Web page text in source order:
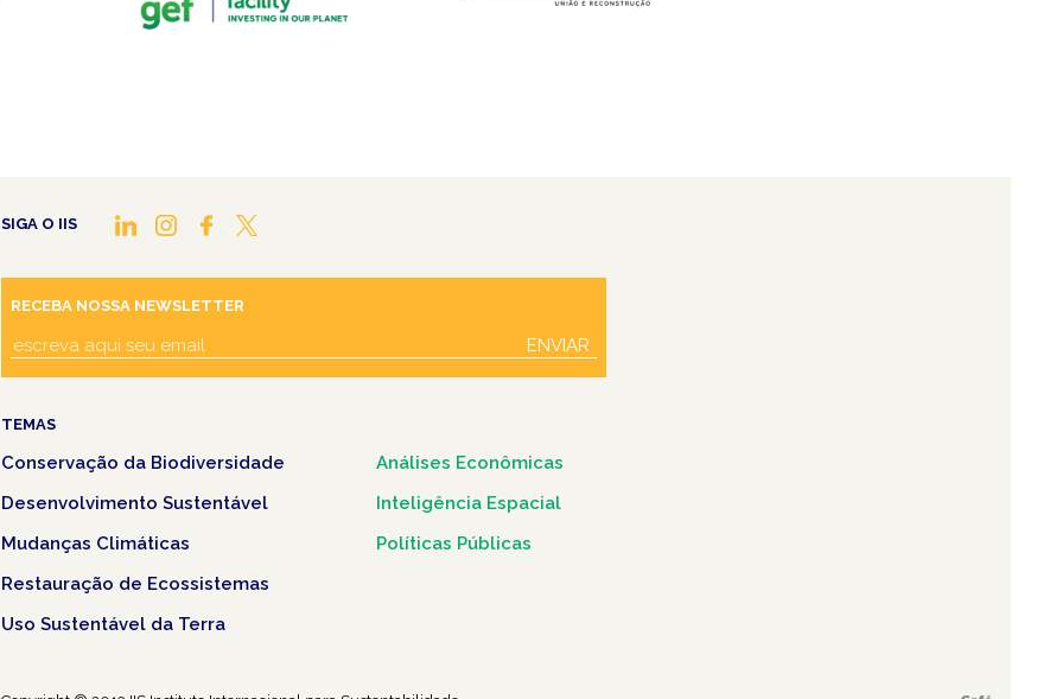
SIGA O IIS
RECEBA NOSSA NEWSLETTER
ENVIAR
TEMAS
Conservação da Biodiversidade
Desenvolvimento Sustentável
Mudanças Climáticas
Restauração de Ecossistemas
Uso Sustentável da Terra
Análises Econômicas
Inteligência Espacial
Políticas Públicas